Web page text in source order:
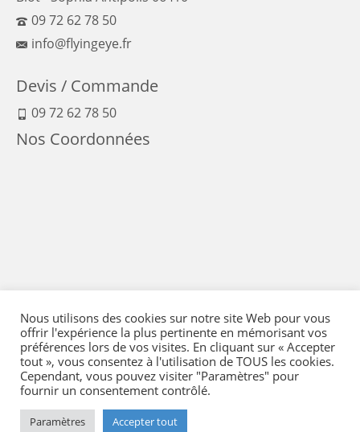
09 72 62 78 50
info@flyingeye.fr
Devis / Commande
09 72 62 78 50
Nos Coordonnées
Mentions Légales-Conditions générales de vente
-Politique qualité- Moyens de paiement-
Réglementation- Plan du site - © 2026 Flying Eye
Nous utilisons des cookies sur notre site Web pour vous
offrir l'expérience la plus pertinente en mémorisant vos
préférences lors de vos visites. En cliquant sur « Accepter
tout », vous consentez à l'utilisation de TOUS les cookies.
Cependant, vous pouvez visiter "Paramètres" pour
fournir un consentement contrôlé.
Paramètres Accepter tout